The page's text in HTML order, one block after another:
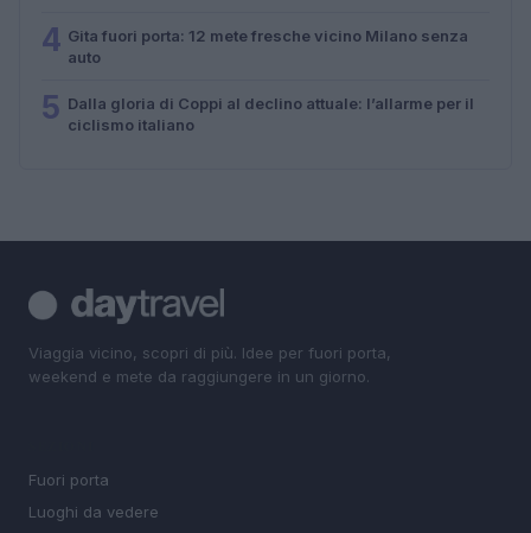
4 Gita fuori porta: 12 mete fresche vicino Milano senza
auto
5 Dalla gloria di Coppi al declino attuale: l’allarme per il
ciclismo italiano
Viaggia vicino, scopri di più. Idee per fuori porta,
weekend e mete da raggiungere in un giorno.
Fuori porta
Luoghi da vedere